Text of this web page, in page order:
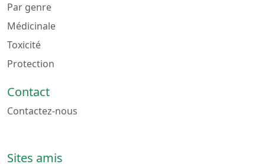
Par genre
Médicinale
Toxicité
Protection
Contact
Contactez-nous
Sites amis